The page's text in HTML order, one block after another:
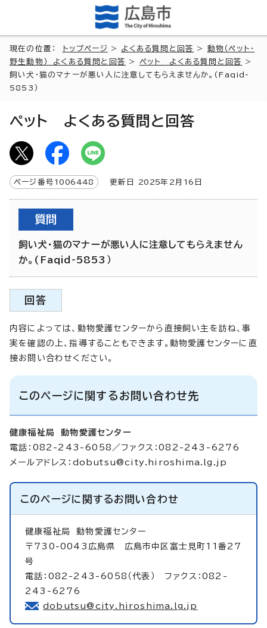
現在の位置： トップページ > よくある質問と回答 > 動物（ペット・
野生動物） よくある質問と回答
> ペット よくある質問と回答
>
飼い犬・猫のマナーが悪い人に注意してもらえませんか。(Faqid-
5853）
ペット よくある質問と回答
ページ番号 1006448 更新日 2025年2月 16 日
質問
飼い犬・猫のマナーが悪い人に注意してもらえません
か。(Faqid-5853）
回答
内容によっては、動物愛護センターから直接飼い主を訪ね、事
実を確認の上、指導することもできます。動物愛護センターに直
接お問い合わせください。
このページに関するお問い合わせ先
健康福祉局 動物愛護センター
電話：082-243-6058／ファクス：082-243-6276
メールアドレス： dobutsu@city.hiroshima.lg.jp
このページに関するお問い合わせ
健康福祉局動物愛護センター
〒730-0043広島県 広島市中区富士見町11番27
号
電話：082-243-6058（代表） ファクス：082-
243-6276
dobutsu@city.hiroshima.lg.jp